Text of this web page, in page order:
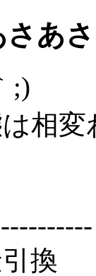
あ
;)
相
換